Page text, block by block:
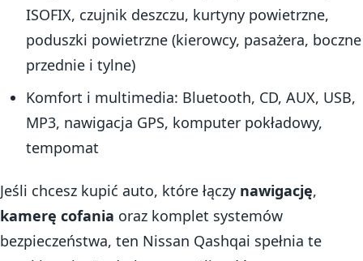
ISOFIX, czujnik deszczu, kurtyny powietrzne,
poduszki powietrzne (kierowcy, pasażera, boczne
przednie i tylne)
Komfort i multimedia: Bluetooth, CD, AUX, USB,
MP3, nawigacja GPS, komputer pokładowy,
tempomat
Jeśli chcesz kupić auto, które łączy nawigację,
kamerę cofania oraz komplet systemów
bezpieczeństwa, ten Nissan Qashqai spełnia te